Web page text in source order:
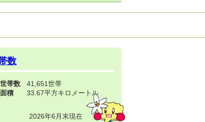
数
世帯数
41,651世帯
面積
33.67平方キロメートル
2026年6月末現在